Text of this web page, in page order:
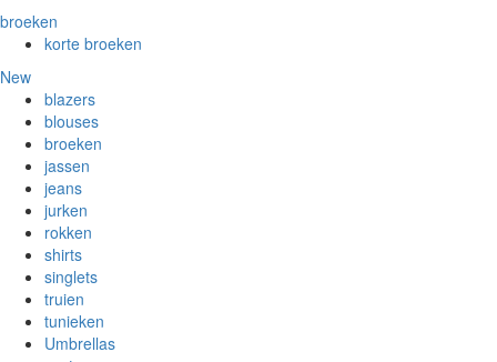
broeken
korte broeken
New
blazers
blouses
broeken
jassen
jeans
jurken
rokken
shirts
singlets
truien
tunieken
Umbrellas